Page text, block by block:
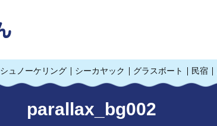
シュノーケリング シーカヤック グラスボート 民宿
parallax_bg002